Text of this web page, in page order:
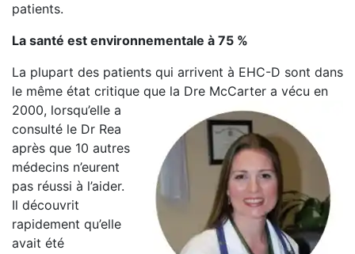
patients.
La santé est environnementale à 75 %
La plupart des patients qui arrivent à EHC-D sont dans
le même état critique que la Dre McCarter a vécu en
2000, lorsqu’elle a
consulté le Dr Rea
après que 10 autres
médecins n’eurent
pas réussi à l’aider.
Il découvrit
rapidement qu’elle
avait été